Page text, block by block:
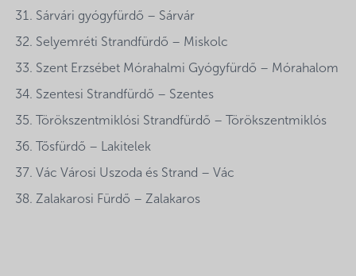
Sárvári gyógyfürdő – Sárvár
Selyemréti Strandfürdő – Miskolc
Szent Erzsébet Mórahalmi Gyógyfürdő – Mórahalom
Szentesi Strandfürdő – Szentes
Törökszentmiklósi Strandfürdő – Törökszentmiklós
Tősfürdő – Lakitelek
Vác Városi Uszoda és Strand – Vác
Zalakarosi Fürdő – Zalakaros